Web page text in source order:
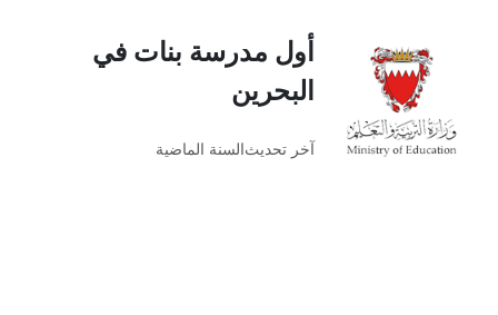
أول مدرسة بنات في
البحرين
آخر تحديث السنة الماضية